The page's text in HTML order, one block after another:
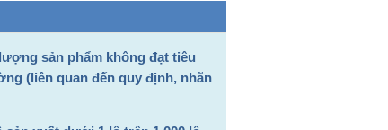
sản phẩm không đạt tiêu
(liên quan đến quy định, nhãn